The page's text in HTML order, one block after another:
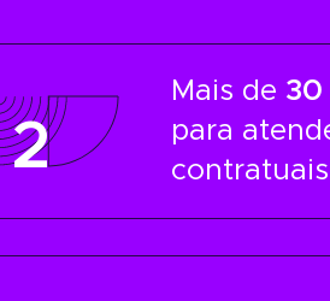
2
Mais de 30
para